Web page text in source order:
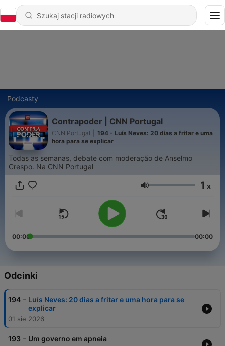
Podcasty
Contrapoder | CNN Portugal
CNN Portugal
194 - Luís Neves: 20 dias a fritar e uma
hora para se explicar
Todas as semanas, debate com moderação de Anselmo
Crespo. Na CNN Portugal
Głośność 1 x
00:00 00:00
Odcinki
194 - Luís Neves: 20 dias a fritar e uma hora para se
explicar
01 sie 2026
193 - Um governo em apneia